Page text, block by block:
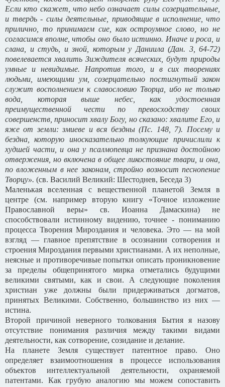
Если кто скажет, что небо означает силы созерцательные,
и твердь - силы деятельные, приводящие в исполнение, что
прилично, то принимаем cиe, как остроумное слово, но не
согласимся вполне, чтобы оно было истинно. Иначе и роса, и
слана, и студь, и зной, которым у Даниила (Дан. 3, 64-72)
повелевается хвалить Зиждителя всяческих, будут природы
умные и невидимые. Напротив того, и в сих творениях
людьми, имеющими ум, созерцательно постигнутый закон
служит восполнением к славословию Творца, ибо не только
вода, которая выше небес, как удостоенная
преимущественной чести по превосходству своих
совершенств, приносит хвалу Богу, но сказано: хвалите Его, и
яже от земли: змиеве и вся бездны (Пс. 148, 7). Посему и
бездна, которую иносказательно толкующие причислили к
худшей части, и она у псалмопевца не признана достойною
отвержения, но включена в общее ликостояние твари, и она,
по вложенным в нее законам, стройно возносит песнопение
Творцу». (св. Василий Великий: Шестоднев, Беседа 3)
Маленькая вселенная с вещественной планетой Земля в
центре (см. например вторую книгу «Точное изложение
Православной веры» св. Иоанна Дамаскина) не
способствовали истинному видению, точнее - пониманию
процесса Творения Мироздания и человека. Это — на мой
взгляд — главное препятствие в осознании сотворения и
строения Мироздания первыми христианами. А их неполные,
неясные и противоречивые попытки описать проникновение
за пределы общепринятого мирка отметались будущими
великими святыми, как и свои. А следующие поколения
христиан уже должны были придерживаться догматов,
принятых Великими. Собственно, большинство из них —
истина.
Второй причиной неверного толкования Бытия я назову
отсутствие понимания различия между такими видами
деятельности, как сотворение, созидание и делание.
На планете Земля существует патентное право. Оно
определяет взаимоотношения в процессе использования
объектов интеллектуальной деятельности, охраняемой
патентами. Как грубую аналогию мы можем сопоставить